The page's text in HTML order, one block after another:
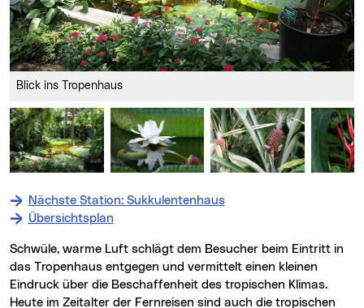
Blick ins Tropenhaus
Nächste Station: Sukkulentenhaus
Übersichtsplan
Schwüle, warme Luft schlägt dem Besucher beim Eintritt in
das Tropenhaus entgegen und vermittelt einen kleinen
Eindruck über die Beschaffenheit des tropischen Klimas.
Heute im Zeitalter der Fernreisen sind auch die tropischen